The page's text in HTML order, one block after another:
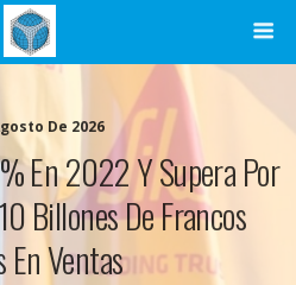
De 2026
En 2022 Y Supera Por
Billones De Francos
En Ventas